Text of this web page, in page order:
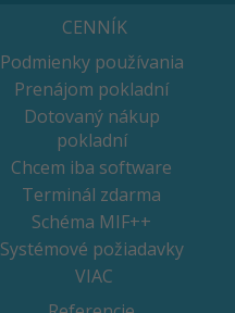
CENNÍK
Podmienky používania
Prenájom pokladní
Dotovaný nákup
pokladní
Chcem iba software
Terminál zdarma
Schéma MIF++
Systémové požiadavky
VIAC